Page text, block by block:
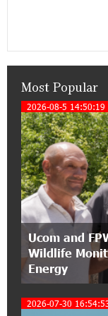
Held
Most Popular
2026-08-5 14:50:19
Ucom and
Wildlife
Energy
2026-07-30